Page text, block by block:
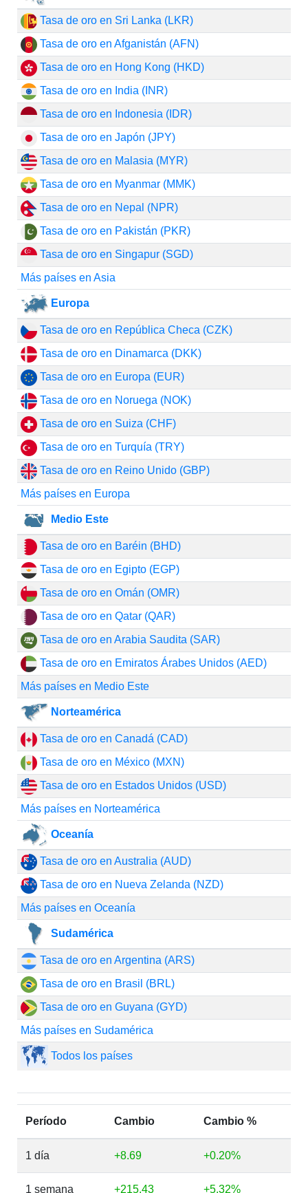
Tasa de oro en Sri Lanka (LKR)
Tasa de oro en Afganistán (AFN)
Tasa de oro en Hong Kong (HKD)
Tasa de oro en India (INR)
Tasa de oro en Indonesia (IDR)
Tasa de oro en Japón (JPY)
Tasa de oro en Malasia (MYR)
Tasa de oro en Myanmar (MMK)
Tasa de oro en Nepal (NPR)
Tasa de oro en Pakistán (PKR)
Tasa de oro en Singapur (SGD)
Más países en Asia
Europa
Tasa de oro en República Checa (CZK)
Tasa de oro en Dinamarca (DKK)
Tasa de oro en Europa (EUR)
Tasa de oro en Noruega (NOK)
Tasa de oro en Suiza (CHF)
Tasa de oro en Turquía (TRY)
Tasa de oro en Reino Unido (GBP)
Más países en Europa
Medio Este
Tasa de oro en Baréin (BHD)
Tasa de oro en Egipto (EGP)
Tasa de oro en Omán (OMR)
Tasa de oro en Qatar (QAR)
Tasa de oro en Arabia Saudita (SAR)
Tasa de oro en Emiratos Árabes Unidos (AED)
Más países en Medio Este
Norteamérica
Tasa de oro en Canadá (CAD)
Tasa de oro en México (MXN)
Tasa de oro en Estados Unidos (USD)
Más países en Norteamérica
Oceanía
Tasa de oro en Australia (AUD)
Tasa de oro en Nueva Zelanda (NZD)
Más países en Oceanía
Sudamérica
Tasa de oro en Argentina (ARS)
Tasa de oro en Brasil (BRL)
Tasa de oro en Guyana (GYD)
Más países en Sudamérica
Todos los países
Período Cambio Cambio %
1 día +8.69 +0.20%
1 semana +215.43 +5.32%